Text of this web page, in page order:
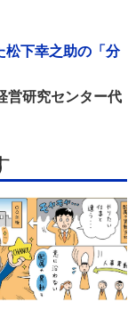
松下幸之助の「分
営研究センター代